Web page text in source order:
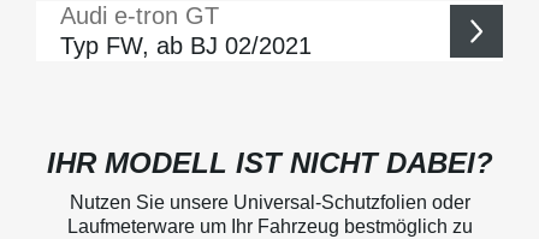
Audi e-tron GT
Typ FW, ab BJ 02/2021
IHR MODELL IST NICHT DABEI?
Nutzen Sie unsere Universal-Schutzfolien oder
Laufmeterware um Ihr Fahrzeug bestmöglich zu